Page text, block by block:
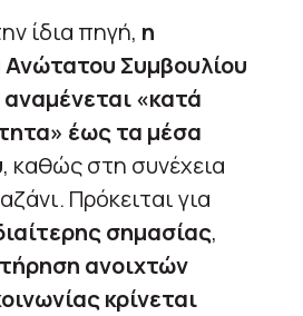
ίδια πηγή, η
Ανώτατου Συμβουλίου
«κατά
έως τα μέσα
, καθώς στη συνέχεια
Πρόκειται για
σημασίας,
ανοιχτών
κρίνεται